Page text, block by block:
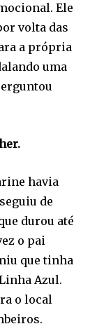
Ele
volta das
a própria
uma
havia
de
durou até
o pai
que tinha
Azul.
o local